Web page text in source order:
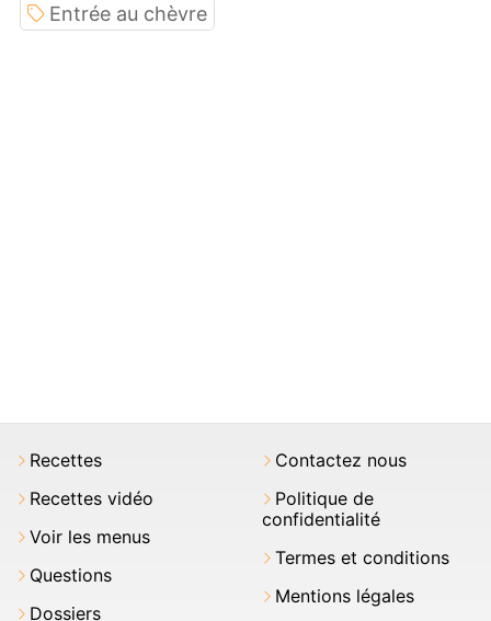
Entrée au chèvre
Recettes
Recettes vidéo
Voir les menus
Questions
Dossiers
Contactez nous
Politique de
confidentialité
Termes et conditions
Mentions légales